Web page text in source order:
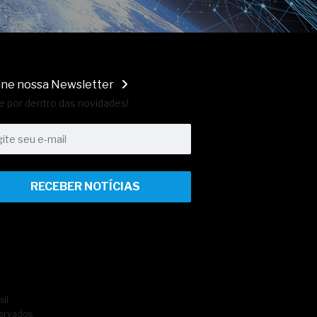
nossa Newsletter
por dentro das novidades!
RECEBER NOTÍCIAS